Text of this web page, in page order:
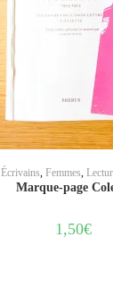
AJOUTER AU
Écrivains, Femmes,
Marque-page
1,50€